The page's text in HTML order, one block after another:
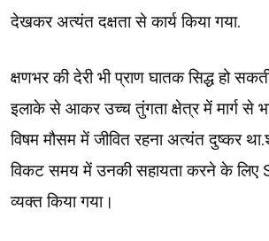
देखकर अत्यंत दक्षता से कार्य किया गया.
क्षणभर की देरी भी प्राण घातक सिद्ध हो
इलाके से आकर उच्च तुंगता क्षेत्र में मार्ग
विषम मौसम में जीवित रहना अत्यंत दुष्कर
विकट समय में उनकी सहायता करने के लिए
व्यक्त किया गया।